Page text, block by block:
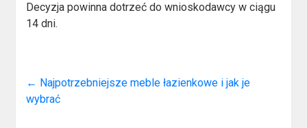
Decyzja powinna dotrzeć do wnioskodawcy w ciągu
14 dni.
← Najpotrzebniejsze meble łazienkowe i jak je
wybrać